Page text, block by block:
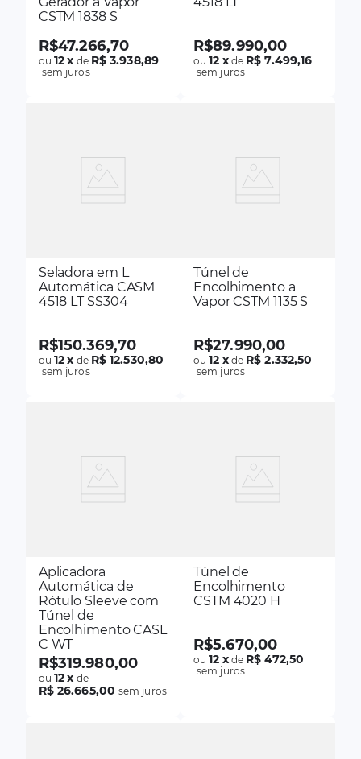
CSTM 1838 S
R$47.266,70
ou12x de R$ 3.938,89
sem juros
R$89.990,00
ou12 xde R$ 7.499,16
sem juros
Seladora em L
Automática CASM
4518 LT SS304
R$150.369,70
ou12x de R$ 12.530,80
sem juros
Túnel de
Encolhimento a
Vapor CSTM 1135 S
R$27.990,00
ou12 xde R$ 2.332,50
sem juros
Aplicadora
Automática de
Rótulo Sleeve com
Túnel de
Encolhimento CASL
C WT
R$319.980,00
ou12x de
R$ 26.665,00 sem juros
Túnel de
Encolhimento
CSTM 4020 H
R$5.670,00
ou12 xde R$ 472,50
sem juros